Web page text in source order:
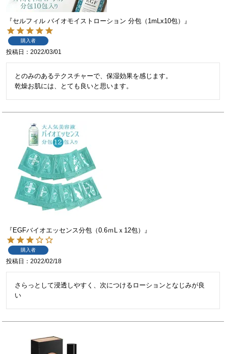
『セルフィル バイオモイストローション 分包（1mLx10包）』
購入者
投稿日 2022/03/01
とのみのあるテクスチャーで、保湿効果を感じます。
乾燥お肌には、とても良いと思います。
『EGFバイオエッセンス分包（0.6ｍLｘ12包）』
購入者
投稿日 2022/02/18
さらっとして浸透しやすく、次につけるローションとなじみが良
い